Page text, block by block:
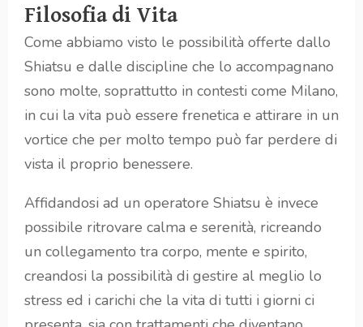
Filosofia di Vita
Come abbiamo visto le possibilità offerte dallo
Shiatsu e dalle discipline che lo accompagnano
sono molte, soprattutto in contesti come Milano,
in cui la vita può essere frenetica e attirare in un
vortice che per molto tempo può far perdere di
vista il proprio benessere.
Affidandosi ad un operatore Shiatsu è invece
possibile ritrovare calma e serenità, ricreando
un collegamento tra corpo, mente e spirito,
creandosi la possibilità di gestire al meglio lo
stress ed i carichi che la vita di tutti i giorni ci